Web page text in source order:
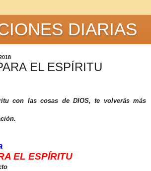
DIARIAS
EL ESPÍRITU
con las cosas de DIOS, te volverás más
EL ESPÍRITU